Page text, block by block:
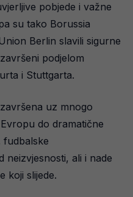
pobjede i važne
su tako Borussia
Berlin slavili sigurne
podjelom
i Stuttgarta.
uz mnogo
do dramatične
fudbalske
neizvjesnosti, ali i nade
koji slijede.